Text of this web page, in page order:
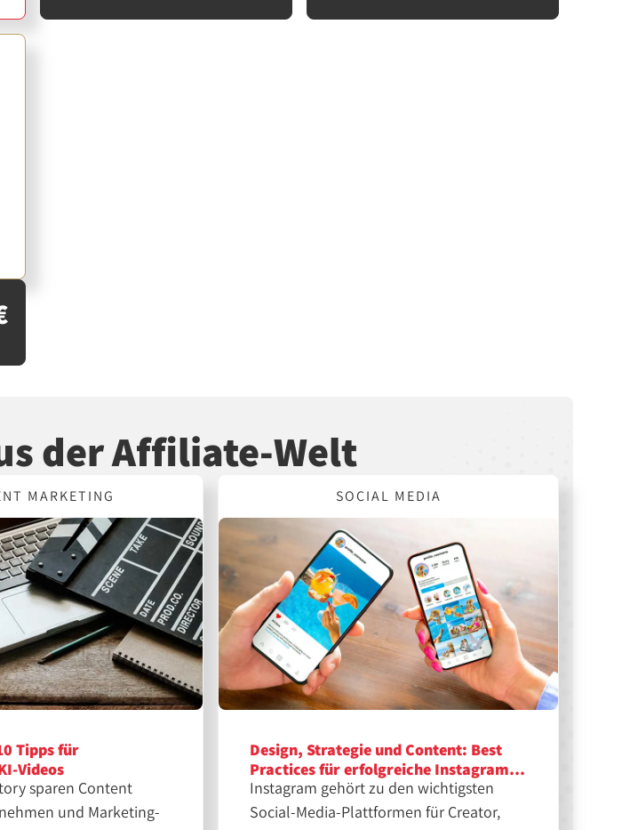
der Affiliate-Welt
MARKETING
Tipps für
Videos
sparen Content
und Marketing-
SOCIAL MEDIA
Design, Strategie und Content: Best
Practices für erfolgreiche Instagram-
Feeds
Instagram gehört zu den wichtigsten
Social-Media-Plattformen für Creator,